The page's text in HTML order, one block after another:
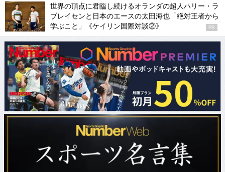
世界の頂点に君臨し続けるオランダの超人ハリー・ラ
ブレイセンと日本のエースの太田海也「絶対王者から
学ぶこと」《ケイリン国際対談②》
PR